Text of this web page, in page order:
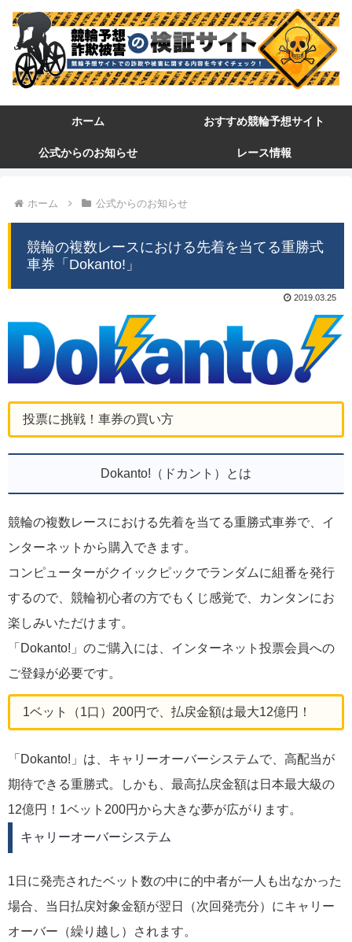
ホーム おすすめ競輪予想サイト
公式からのお知らせ レース情報
ホーム 公式からのお知らせ
競輪の複数レースにおける先着を当てる重勝式
車券「Dokanto!」
2019.03.25
投票に挑戦！車券の買い方
Dokanto!（ドカント）とは
競輪の複数レースにおける先着を当てる重勝式車券で、イ
ンターネットから購入できます。
コンピューターがクイックピックでランダムに組番を発行
するので、競輪初心者の方でもくじ感覚で、カンタンにお
楽しみいただけます。
「Dokanto!」のご購入には、インターネット投票会員への
ご登録が必要です。
1ベット（1口）200円で、払戻金額は最大12億円！
「Dokanto!」は、キャリーオーバーシステムで、高配当が
期待できる重勝式。しかも、最高払戻金額は日本最大級の
12億円！1ベット200円から大きな夢が広がります。
キャリーオーバーシステム
1日に発売されたベット数の中に的中者が一人も出なかった
場合、当日払戻対象金額が翌日（次回発売分）にキャリー
オーバー（繰り越し）されます。